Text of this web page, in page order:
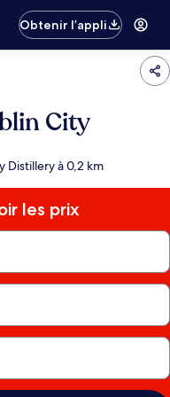
Obtenir l’appli
City
Distillery à 0,2 km
les prix